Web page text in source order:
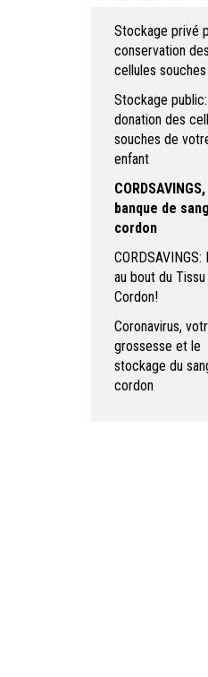
Stockage privé
conservation des
cellules souches
Stockage public:
donation des
souches de
enfant
CORDSAVINGS,
banque de
cordon
CORDSAVINGS:
au bout du
Cordon!
Coronavirus,
grossesse et le
stockage du
cordon